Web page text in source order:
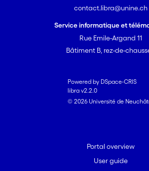
contact.libra@unine.ch
Service informatique et
Rue Emile-Argand 11
Bâtiment B, rez-de-
Powered by DSpace-CRIS
libra v2.2.0
© 2026 Université de
Portal overview
User guide